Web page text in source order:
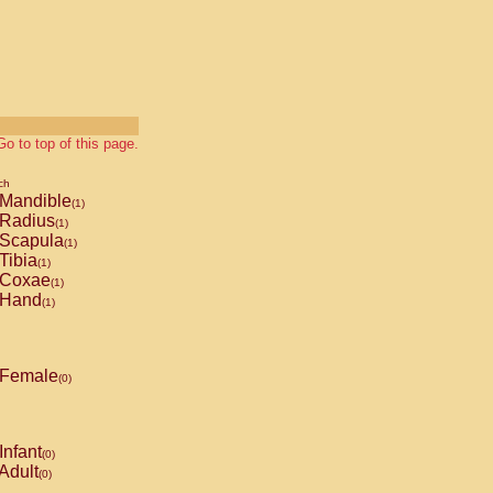
to top of this page.
Mandible(1)
Radius(1)
Scapula(1)
Tibia(1)
Coxae(1)
Hand(1)
Female(0)
Infant(0)
(0)